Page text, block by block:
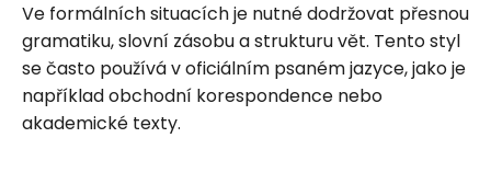
Ve formálních situacích je nutné dodržovat přesnou
gramatiku, slovní zásobu a strukturu vět. Tento styl
se často používá v oficiálním psaném jazyce, jako je
například obchodní korespondence nebo
akademické texty.